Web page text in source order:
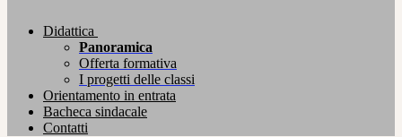
Didattica
Panoramica
Offerta formativa
I progetti delle classi
Orientamento in entrata
Bacheca sindacale
Contatti